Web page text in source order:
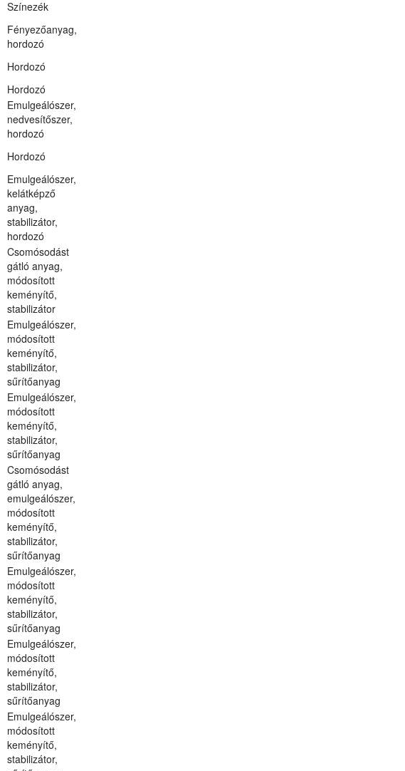
Színezék
Fényezőanyag,
hordozó
Hordozó
Hordozó
Emulgeálószer,
nedvesítőszer,
hordozó
Hordozó
Emulgeálószer,
kelátképző
anyag,
stabilizátor,
hordozó
Csomósodást
gátló anyag,
módosított
keményítő,
stabilizátor
Emulgeálószer,
módosított
keményítő,
stabilizátor,
sűrítőanyag
Emulgeálószer,
módosított
keményítő,
stabilizátor,
sűrítőanyag
Csomósodást
gátló anyag,
emulgeálószer,
módosított
keményítő,
stabilizátor,
sűrítőanyag
Emulgeálószer,
módosított
keményítő,
stabilizátor,
sűrítőanyag
Emulgeálószer,
módosított
keményítő,
stabilizátor,
sűrítőanyag
Emulgeálószer,
módosított
keményítő,
stabilizátor,